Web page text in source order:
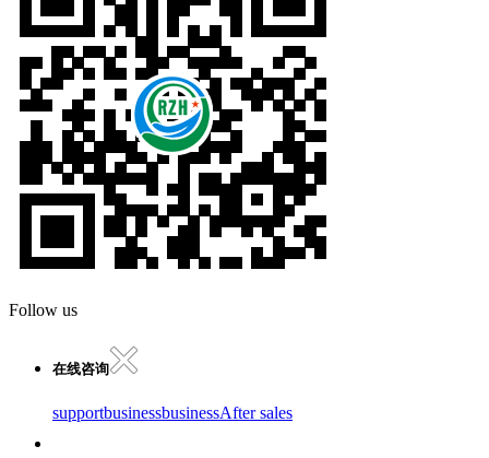
Follow us
在线咨询
supportbusinessbusinessAfter sales